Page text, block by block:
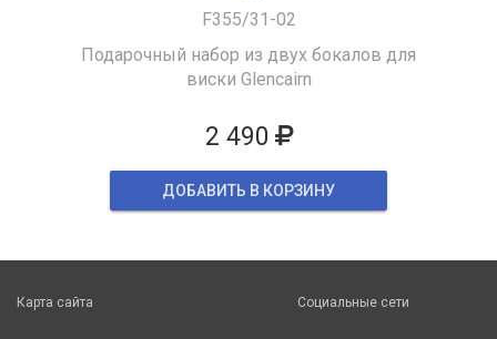
F355/31-02
Подарочный набор из двух бокалов для
виски Glencairn
2 490
ДОБАВИТЬ В КОРЗИНУ
Карта сайта Социальные сети